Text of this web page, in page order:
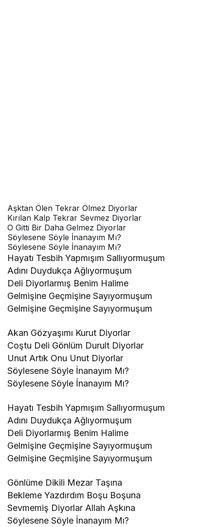
Aşktan Ölen Tekrar Ölmez Diyorlar
Kırılan Kalp Tekrar Sevmez Diyorlar
O Gitti Bir Daha Gelmez Diyorlar
Söylesene Söyle İnanayım Mı?
Söylesene Söyle İnanayım Mı?
Hayatı Tesbih Yapmışım Sallıyormuşum
Adını Duydukça Ağlıyormuşum
Deli Diyorlarmış Benim Halime
Gelmişine Geçmişine Sayıyormuşum
Gelmişine Geçmişine Sayıyormuşum
Akan Gözyaşımı Kurut Diyorlar
Coştu Deli Gönlüm Durult Diyorlar
Unut Artık Onu Unut Diyorlar
Söylesene Söyle İnanayım Mı?
Söylesene Söyle İnanayım Mı?
Hayatı Tesbih Yapmışım Sallıyormuşum
Adını Duydukça Ağlıyormuşum
Deli Diyorlarmış Benim Halime
Gelmişine Geçmişine Sayıyormuşum
Gelmişine Geçmişine Sayıyormuşum
Gönlüme Dikili Mezar Taşına
Bekleme Yazdırdım Boşu Boşuna
Sevmemiş Diyorlar Allah Aşkına
Söylesene Söyle İnanayım Mı?